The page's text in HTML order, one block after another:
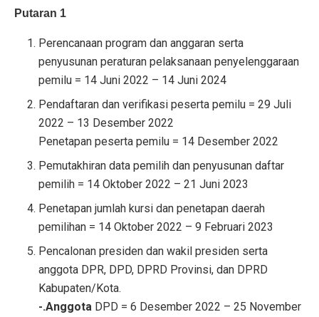
Putaran 1
Perencanaan program dan anggaran serta
penyusunan peraturan pelaksanaan penyelenggaraan
pemilu = 14 Juni 2022 – 14 Juni 2024
Pendaftaran dan verifikasi peserta pemilu = 29 Juli
2022 – 13 Desember 2022
Penetapan peserta pemilu = 14 Desember 2022
Pemutakhiran data pemilih dan penyusunan daftar
pemilih = 14 Oktober 2022 – 21 Juni 2023
Penetapan jumlah kursi dan penetapan daerah
pemilihan = 14 Oktober 2022 – 9 Februari 2023
Pencalonan presiden dan wakil presiden serta
anggota DPR, DPD, DPRD Provinsi, dan DPRD
Kabupaten/Kota.
-.Anggota DPD = 6 Desember 2022 – 25 November